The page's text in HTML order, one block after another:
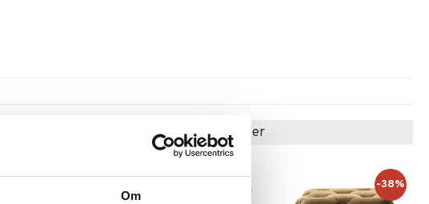
Om
Populære produkter
-38%